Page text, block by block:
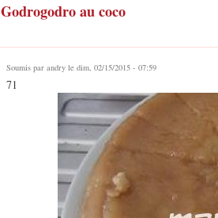
Godrogodro au coco
Soumis par andry le dim, 02/15/2015 - 07:59
71